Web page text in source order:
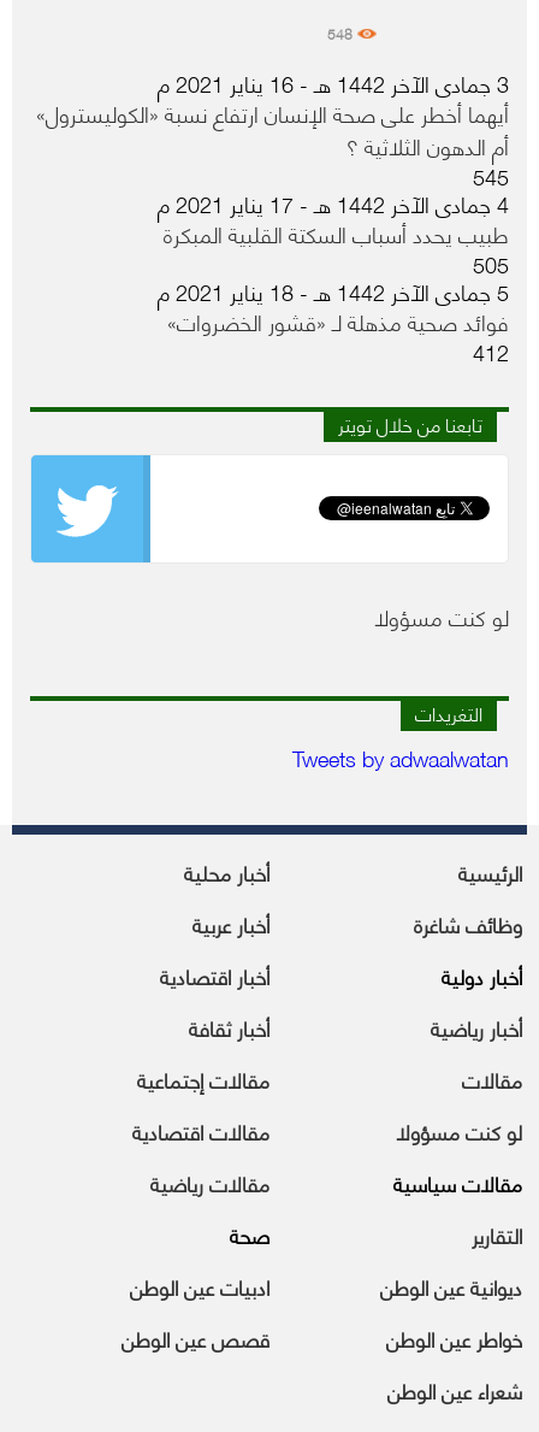
548
3 جمادى الآخر 1442 هـ - 16 يناير 2021 م
أيهما أخطر على صحة الإنسان ارتفاع نسبة «الكوليسترول»
أم الدهون الثلاثية ؟
545
4 جمادى الآخر 1442 هـ - 17 يناير 2021 م
طبيب يحدد أسباب السكتة القلبية المبكرة
505
5 جمادى الآخر 1442 هـ - 18 يناير 2021 م
فوائد صحية مذهلة لـ «قشور الخضروات»
412
تابعنا من خلال تويتر
لو كنت مسؤولا
التغريدات
Tweets by adwaalwatan
الرئيسية
أخبار محلية
وظائف شاغرة
أخبار عربية
أخبار دولية
أخبار اقتصادية
أخبار رياضية
أخبار ثقافة
مقالات
مقالات إجتماعية
لو كنت مسؤولا
مقالات اقتصادية
مقالات سياسية
مقالات رياضية
التقارير
صحة
ديوانية عين الوطن
ادبيات عين الوطن
خواطر عين الوطن
قصص عين الوطن
شعراء عين الوطن